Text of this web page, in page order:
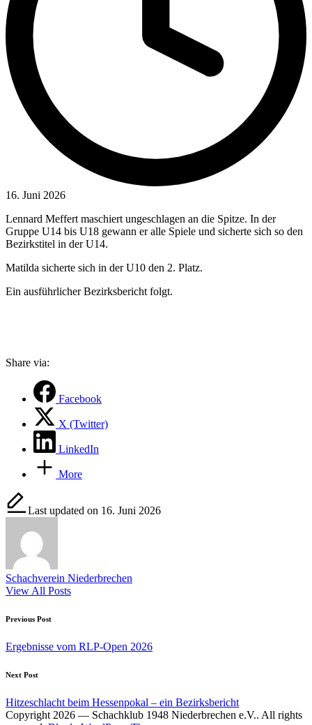
16. Juni 2026
Lennard Meffert maschiert ungeschlagen an die Spitze. In der
Gruppe U14 bis U18 gewann er alle Spiele und sicherte sich so den
Bezirkstitel in der U14.
Matilda sicherte sich in der U10 den 2. Platz.
Ein ausführlicher Bezirksbericht folgt.
Share via:
Facebook
X (Twitter)
LinkedIn
More
Last updated on 16. Juni 2026
Schachverein Niederbrechen
View All Posts
Post
navigation
Previous Post
Ergebnisse vom RLP-Open 2026
Next Post
Hitzeschlacht beim Hessenpokal – ein Bezirksbericht
Copyright 2026 — Schachklub 1948 Niederbrechen e.V.. All rights